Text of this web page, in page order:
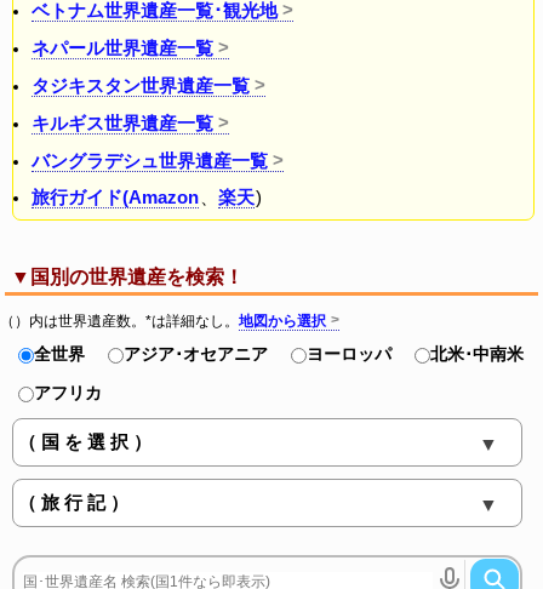
ベトナム世界遺産一覧･観光地
ネパール世界遺産一覧
タジキスタン世界遺産一覧
キルギス世界遺産一覧
バングラデシュ世界遺産一覧
旅行ガイド(Amazon
楽天)
▼国別の世界遺産を検索！
（）内は世界遺産数。*は詳細なし。 地図から選択
全世界 アジア･オセアニア ヨーロッパ
北米･中南米
アフリカ